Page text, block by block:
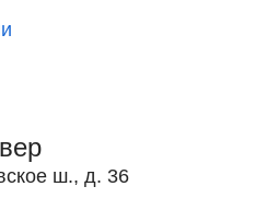
ш., д. 36